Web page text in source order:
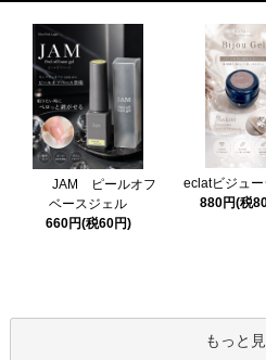
JAM ピールオフ
ベースジェル
660円(税60円)
eclatビジュ
880円(税
もっと